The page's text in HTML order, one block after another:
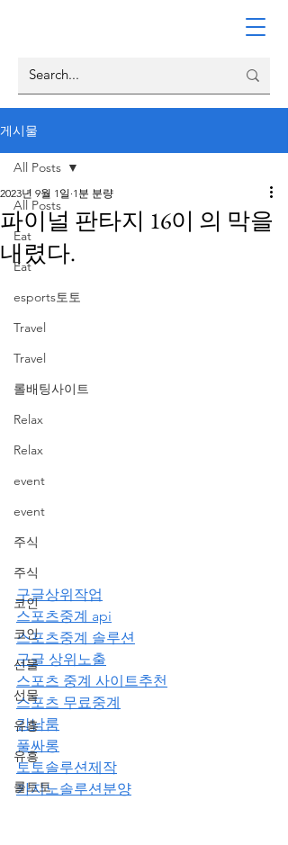
게시물
All Posts
Eat
Eat
esports토토
Travel
Travel
롤배팅사이트
Relax
Relax
event
event
주식
주식
코인
코인
선물
선물
유흥
유흥
롤토토
All Posts
파이널 판타지 16이 의 막을
내렸다.
2023년 9월 1일 1분 분량
구글상위작업
스포츠중계 api
스포츠중계 솔루션
구글 상위노출
스포츠 중계 사이트추천
스포츠 무료중계
강남룸
풀싸롱
토토솔루션제작
카지노솔루션분양